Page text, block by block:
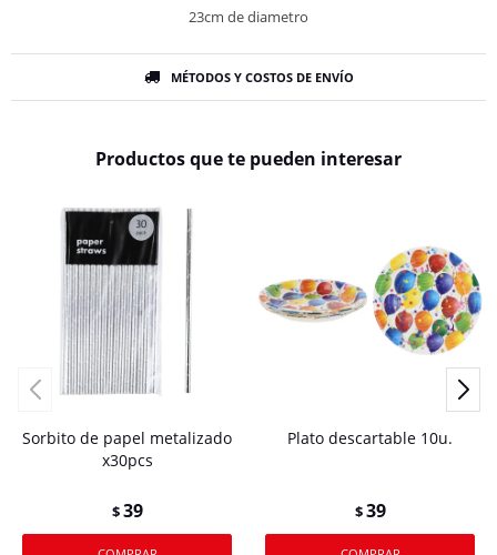
23cm de diametro
MÉTODOS Y COSTOS DE ENVÍO
Productos que te pueden interesar
Sorbito de papel metalizado
x30pcs
$39
Plato descartable 10u.
$39